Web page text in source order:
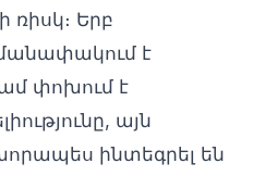
ռիսկ։ Երբ
է
փոխում է
այն
ինտեգրել են